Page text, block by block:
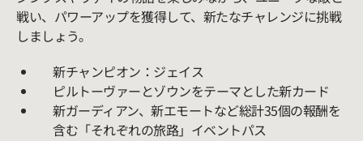
戦い、パワーアップを獲得して、新たなチャレンジに挑戦
しましょう。
新チャンピオン：ジェイス
ピルトーヴァーとゾウンをテーマとした新カード
新ガーディアン、新エモートなど総計35個の報酬を
含む「それぞれの旅路」イベントパス